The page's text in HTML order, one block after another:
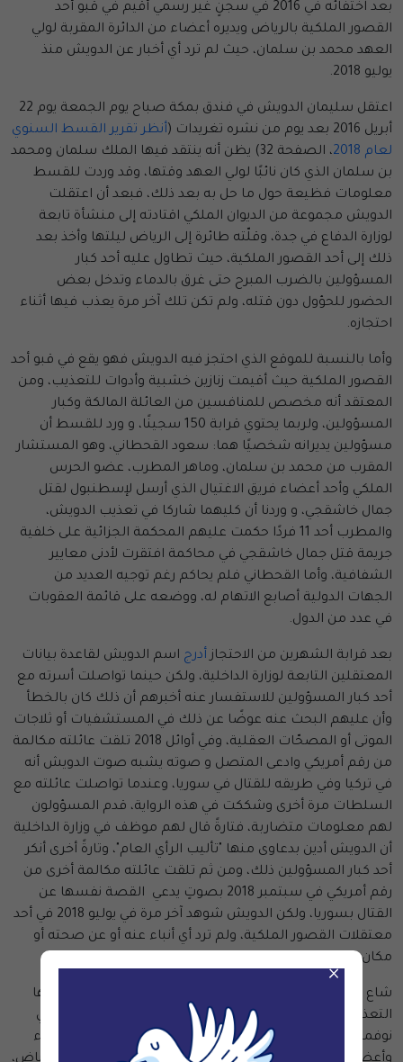
بعد اختفائه في 2016 في سجنٍ غير رسمي أقيم في قبو أحد
القصور الملكية بالرياض ويديره أعضاء من الدائرة المقربة لولي
العهد محمد بن سلمان، حيث لم ترد أي أخبار عن الدويش منذ
يوليو 2018.
اعتقل سليمان الدويش في فندق بمكة صباح يوم الجمعة يوم 22
أبريل 2016 بعد يوم من نشره تغريدات (
أنظر تقرير القسط السنوي
لعام 2018
، الصفحة 32) يظن أنه ينتقد فيها الملك سلمان ومحمد
بن سلمان الذي كان نائبًا لولي العهد وقتها، وقد وردت للقسط
معلومات فظيعة حول ما حل به بعد ذلك، فبعد أن اعتقلت
الدويش مجموعة من الديوان الملكي اقتادته إلى منشأة تابعة
لوزارة الدفاع في جدة، وقلّته طائرة إلى الرياض ليلتها وأخذ بعد
ذلك إلى أحد القصور الملكية، حيث تطاول عليه أحد كبار
المسؤولين بالضرب المبرح حتى غرق بالدماء وتدخل بعض
الحضور للحؤول دون قتله، ولم تكن تلك آخر مرة يعذب فيها أثناء
احتجازه.
وأما بالنسبة للموقع الذي احتجز فيه الدويش فهو يقع في قبو أحد
القصور الملكية حيث أقيمت زنازين خشبية وأدوات للتعذيب، ومن
المعتقد أنه مخصص للمنافسين من العائلة المالكة وكبار
المسؤولين، ولربما يحتوي قرابة 150 سجينًا، و ورد للقسط أن
مسؤولين يديرانه شخصيًا هما: سعود القحطاني، وهو المستشار
المقرب من محمد بن سلمان، وماهر المطرب، عضو الحرس
الملكي وأحد أعضاء فريق الاغتيال الذي أرسل لإسطنبول لقتل
جمال خاشقجي، و وردنا أن كليهما شاركا في تعذيب الدويش،
والمطرب أحد 11 فردًا حكمت عليهم المحكمة الجزائية على خلفية
جريمة قتل جمال خاشقجي في محاكمة افتقرت لأدنى معايير
الشفافية، وأما القحطاني فلم يحاكم رغم توجيه العديد من
الجهات الدولية أصابع الاتهام له، ووضعه على قائمة العقوبات
في عدد من الدول.
بعد قرابة الشهرين من الاحتجاز أدرج اسم الدويش لقاعدة بيانات
المعتقلين التابعة لوزارة الداخلية، ولكن حينما تواصلت أسرته مع
أحد كبار المسؤولين للاستفسار عنه أخبرهم أن ذلك كان بالخطأ
وأن عليهم البحث عنه عوضًا عن ذلك في المستشفيات أو ثلاجات
الموتى أو المصحّات العقلية، وفي أوائل 2018 تلقت عائلته مكالمة
من رقم أمريكي وادعى المتصل و صوته يشبه صوت الدويش أنه
في تركيا وفي طريقه للقتال في سوريا، وعندما تواصلت عائلته مع
السلطات مرة أخرى وشككت في هذه الرواية، قدم المسؤولون
لهم معلومات متضاربة، فتارةً قال لهم موظف في وزارة الداخلية
أن الدويش أدين بدعاوى منها "تأليب الرأي العام"، وتارةً أخرى أنكر
أحد كبار المسؤولين ذلك، ومن ثم تلقت عائلته مكالمة أخرى من
رقم أمريكي في سبتمبر 2018 بصوتٍ يدعي القصة نفسها عن
القتال بسوريا، ولكن الدويش شوهد آخر مرة في يوليو 2018 في أحد
معتقلات القصور الملكية، ولم ترد أي أنباء عنه أو عن صحته أو
مكان احتجازه منذئذ، وما يزال اليوم رهن الإخفاء القسري.
شاع احتجاز المعتقلين في مواقع غير رسمية التي يتفشى فيها
التعذيب منذ تولى محمد بن سلمان ولاية العهد في 2017، ففي
نوفمبر من ذاك العام اعتقل عدد كبير من رجال الأعمال والوزراء
×